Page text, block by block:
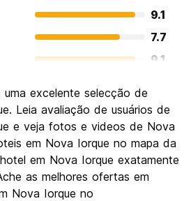
9.1
7.7
9.1
9.2
8.8
7.3
excelente selecção de
Leia avaliação de usuários de
e veja fotos e videos de Nova
em Nova Iorque no mapa da
em Nova Iorque exatamente
as melhores ofertas em
Nova Iorque no